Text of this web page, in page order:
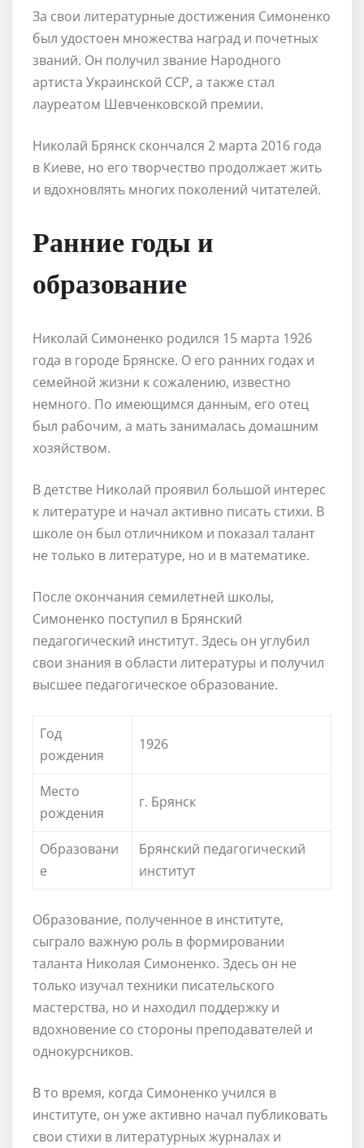
За свои литературные достижения Симоненко
был удостоен множества наград и почетных
званий. Он получил звание Народного
артиста Украинской ССР, а также стал
лауреатом Шевченковской премии.
Николай Брянск скончался 2 марта 2016 года
в Киеве, но его творчество продолжает жить
и вдохновлять многих поколений читателей.
Ранние годы и
образование
Николай Симоненко родился 15 марта 1926
года в городе Брянске. О его ранних годах и
семейной жизни к сожалению, известно
немного. По имеющимся данным, его отец
был рабочим, а мать занималась домашним
хозяйством.
В детстве Николай проявил большой интерес
к литературе и начал активно писать стихи. В
школе он был отличником и показал талант
не только в литературе, но и в математике.
После окончания семилетней школы,
Симоненко поступил в Брянский
педагогический институт. Здесь он углубил
свои знания в области литературы и получил
высшее педагогическое образование.
Год
рождения
1926
Место
рождения
г. Брянск
Образовани
е
Брянский педагогический
институт
Образование, полученное в институте,
сыграло важную роль в формировании
таланта Николая Симоненко. Здесь он не
только изучал техники писательского
мастерства, но и находил поддержку и
вдохновение со стороны преподавателей и
однокурсников.
В то время, когда Симоненко учился в
институте, он уже активно начал публиковать
свои стихи в литературных журналах и